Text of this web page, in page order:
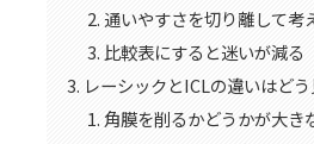
通いやすさを切り離して考
比較表にすると迷いが減る
レーシックとICLの違いはどう
角膜を削るかどうかが大き